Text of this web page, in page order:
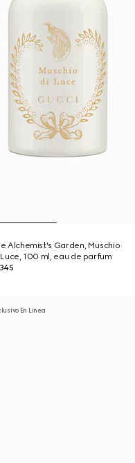
Alchemist's Garden, Muschio
100 ml, eau de parfum
En Línea